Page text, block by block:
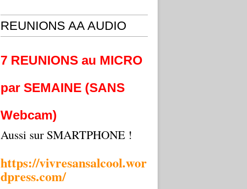
REUNIONS AA AUDIO
7 REUNIONS au MICRO
par SEMAINE (SANS
Webcam)
Aussi sur SMARTPHONE !
https://vivresansalcool.wor
dpress.com/